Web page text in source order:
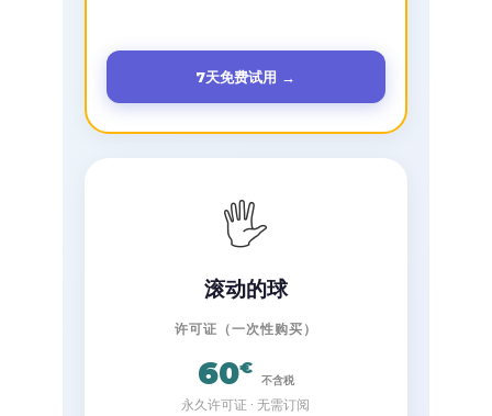
7天免费试用 →
🖐
滚动的球
许可证（一次性购买）
60€
不含税
永久许可证 · 无需订阅